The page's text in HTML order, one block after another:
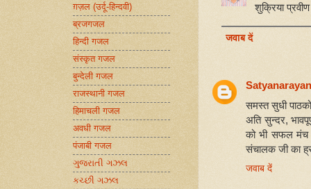
शुक्रिया
जवाब दें
समस्त सुधी
अति सुन्दर,
को भी सफल मंच
संचालक जी का
जवाब दें
ग़ज़ल (उर्दू-हिन्दवी)
ब्रजगजल
हिन्दी गजल
संस्कृत गजल
बुन्देली गजल
राजस्थानी गजल
हिमाचली गजल
अवधी गजल
पंजाबी गजल
ગુજરાતી ગઝલ
કચ્છી ગઝલ